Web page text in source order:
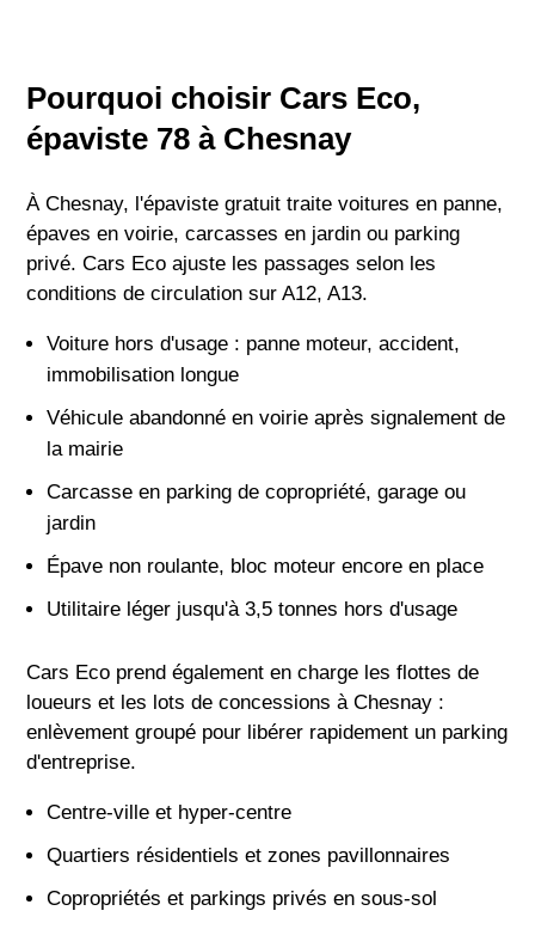
Pourquoi choisir Cars Eco,
épaviste 78 à Chesnay
À Chesnay, l'épaviste gratuit traite voitures en panne,
épaves en voirie, carcasses en jardin ou parking
privé. Cars Eco ajuste les passages selon les
conditions de circulation sur A12, A13.
Voiture hors d'usage : panne moteur, accident,
immobilisation longue
Véhicule abandonné en voirie après signalement de
la mairie
Carcasse en parking de copropriété, garage ou
jardin
Épave non roulante, bloc moteur encore en place
Utilitaire léger jusqu'à 3,5 tonnes hors d'usage
Cars Eco prend également en charge les flottes de
loueurs et les lots de concessions à Chesnay :
enlèvement groupé pour libérer rapidement un parking
d'entreprise.
Centre-ville et hyper-centre
Quartiers résidentiels et zones pavillonnaires
Copropriétés et parkings privés en sous-sol